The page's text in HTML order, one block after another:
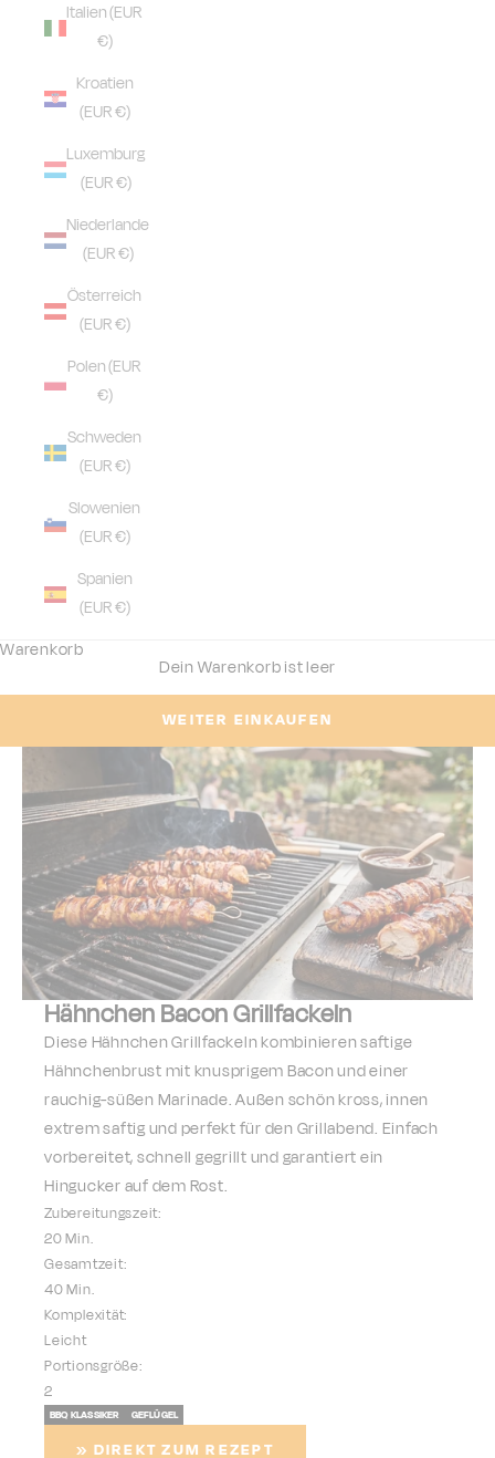
Italien (EUR
€)
Kroatien
(EUR €)
Luxemburg
(EUR €)
Niederlande
(EUR €)
Österreich
(EUR €)
Polen (EUR
€)
Schweden
(EUR €)
Slowenien
(EUR €)
Spanien
(EUR €)
Warenkorb
Dein Warenkorb ist leer
WEITER EINKAUFEN
Hähnchen Bacon Grillfackeln
Diese Hähnchen Grillfackeln kombinieren saftige
Hähnchenbrust mit knusprigem Bacon und einer
rauchig-süßen Marinade. Außen schön kross, innen
extrem saftig und perfekt für den Grillabend. Einfach
vorbereitet, schnell gegrillt und garantiert ein
Hingucker auf dem Rost.
Zubereitungszeit:
20 Min.
Gesamtzeit:
40 Min.
Komplexität:
Leicht
Portionsgröße:
2
BBQ KLASSIKER GEFLÜGEL
» DIREKT ZUM REZEPT